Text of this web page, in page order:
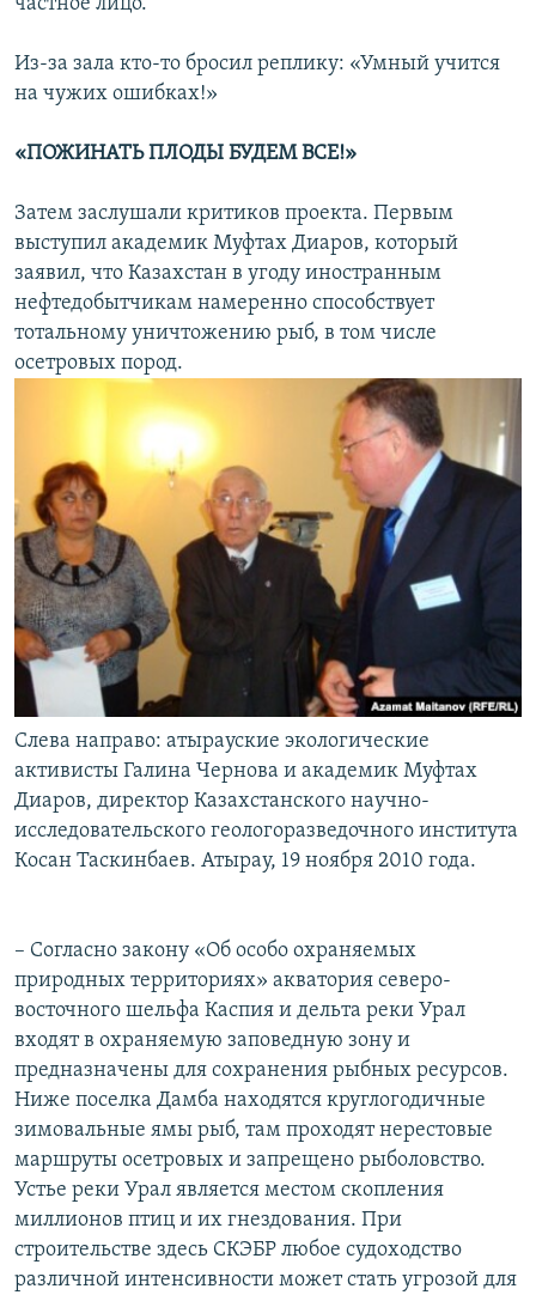
Из-за зала кто-то бросил реплику: «Умный учится
на чужих ошибках!»
«ПОЖИНАТЬ ПЛОДЫ БУДЕМ ВСЕ!»
Затем заслушали критиков проекта. Первым
выступил академик Муфтах Диаров, который
заявил, что Казахстан в угоду иностранным
нефтедобытчикам намеренно способствует
тотальному уничтожению рыб, в том числе
осетровых пород.
Слева направо: атырауские экологические
активисты Галина Чернова и академик Муфтах
Диаров, директор Казахстанского научно-
исследовательского геологоразведочного института
Косан Таскинбаев. Атырау, 19 ноября 2010 года.
– Согласно закону «Об особо охраняемых
природных территориях» акватория северо-
восточного шельфа Каспия и дельта реки Урал
входят в охраняемую заповедную зону и
предназначены для сохранения рыбных ресурсов.
Ниже поселка Дамба находятся круглогодичные
зимовальные ямы рыб, там проходят нерестовые
маршруты осетровых и запрещено рыболовство.
Устье реки Урал является местом скопления
миллионов птиц и их гнездования. При
строительстве здесь СКЭБР любое судоходство
различной интенсивности может стать угрозой для